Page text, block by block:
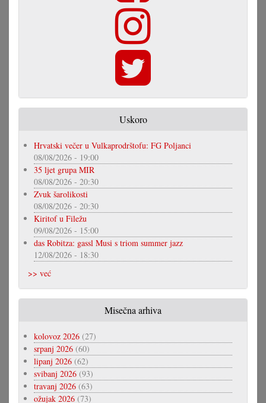
Uskoro
Hrvatski večer u Vulkaprodrštofu: FG Poljanci
08/08/2026 - 19:00
35 ljet grupa MIR
08/08/2026 - 20:30
Zvuk šarolikosti
08/08/2026 - 20:30
Kiritof u Filežu
09/08/2026 - 15:00
das Robitza: gassl Musi s triom summer jazz
12/08/2026 - 18:30
>> već
Misečna arhiva
kolovoz 2026 (27)
srpanj 2026 (60)
lipanj 2026 (62)
svibanj 2026 (93)
travanj 2026 (63)
ožujak 2026 (73)